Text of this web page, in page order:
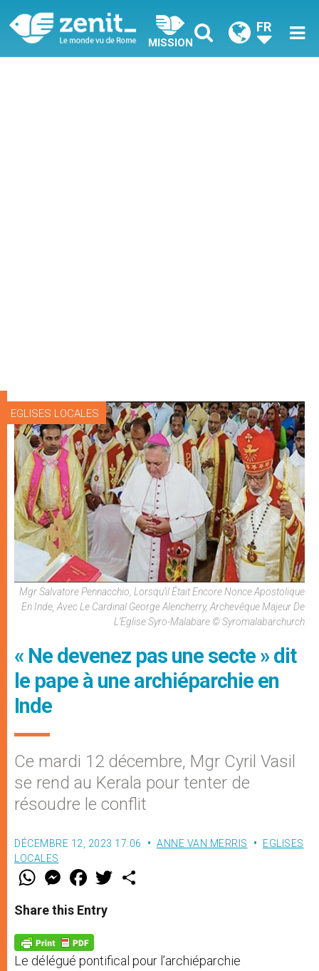
MISSION
FR
EGLISES LOCALES
Mgr Salvatore Pennacchio, Lorsqu’il Était Encore Nonce Apostolique
En Inde, Avec Le Cardinal George Alencherry, Archevêque Majeur De
L’Eglise Syro-Malabare © Syromalabarchurch
« Ne devenez pas une secte » dit
le pape à une archiéparchie en
Inde
Ce mardi 12 décembre, Mgr Cyril Vasil
se rend au Kerala pour tenter de
résoudre le conflit
DÉCEMBRE 12, 2023 17:06 ANNE VAN MERRIS
EGLISES
LOCALES
W
t
s
p
p
M
e
s
e
g
e
r
F
a
e
b
o
k
w
Share this Entry
Le délégué pontifical pour l’archiéparchie